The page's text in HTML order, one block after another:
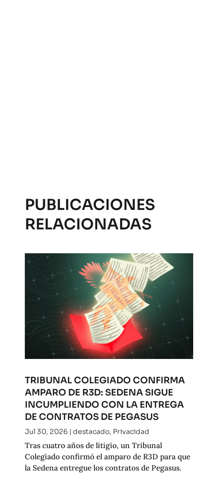
PUBLICACIONES
RELACIONADAS
TRIBUNAL COLEGIADO CONFIRMA
AMPARO DE R3D: SEDENA SIGUE
INCUMPLIENDO CON LA ENTREGA
DE CONTRATOS DE PEGASUS
Jul 30, 2026| destacado, Privacidad
Tras cuatro años de litigio, un Tribunal
Colegiado confirmó el amparo de R3D para que
la Sedena entregue los contratos de Pegasus.